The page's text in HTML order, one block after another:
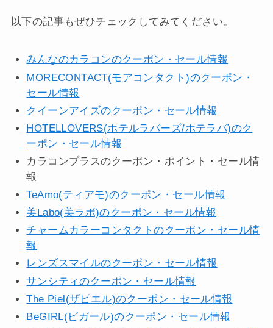
以下の記事もぜひチェックしてみてください。
みんなのカラコンのクーポン・セール情報
MORECONTACT(モアコンタクト)のクーポン・
セール情報
クイーンアイズのクーポン・セール情報
HOTELLOVERS(ホテルラバーズ/ホテラバ)のク
ーポン・セール情報
カラコンプラスのクーポン・ポイント・セール情
報
TeAmo(ティアモ)のクーポン・セール情報
美Labo(美ラボ)のクーポン・セール情報
チャームカラーコンタクトのクーポン・セール情
報
レンズスマイルのクーポン・セール情報
サンシティのクーポン・セール情報
The Piel(ザピエル)のクーポン・セール情報
BeGIRL(ビガール)のクーポン・セール情報